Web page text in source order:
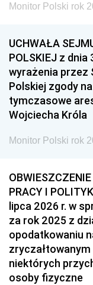
Monitor Polski rok
UCHWAŁA
POLSKIEJ z
wyrażenia przez
Polskiej zgody
tymczasowe
Wojciecha Króla
Monitor Polski rok
PRACY I
lipca 2026 r. w
za rok 2025 z
opodatkowaniu
niektórych
osoby fizyczne